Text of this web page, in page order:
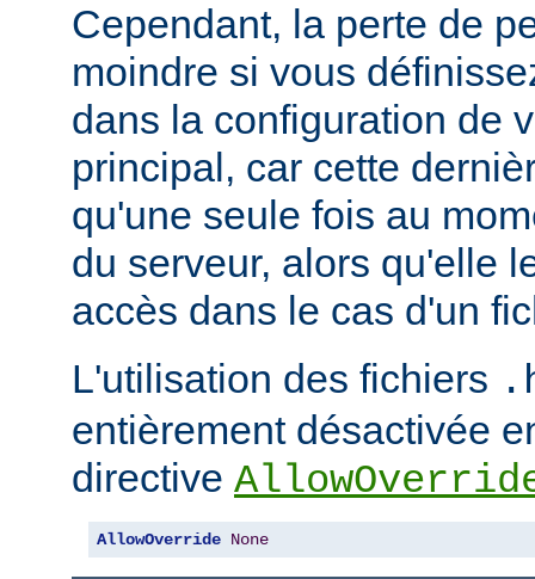
Cependant, la perte de
moindre si vous
dans la configuration de
principal, car cette
qu'une seule fois au
du serveur, alors qu'elle
accès dans le cas d'un
L'utilisation des fichiers
entièrement désactivée
directive
AllowOverride None